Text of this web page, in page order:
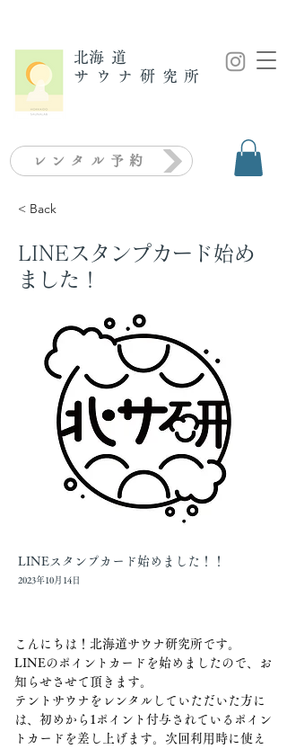
​北海道
サウナ研究所
レンタル予約
< Back
LINEスタンプカード始め
ました！
LINEスタンプカード始めました！！
2023年10月14日
こんにちは！北海道サウナ研究所です。
LINEのポイントカードを始めましたので、お
知らせさせて頂きます。
テントサウナをレンタルしていただいた方に
は、初めから1ポイント付与されているポイン
トカードを差し上げます。次回利用時に使え